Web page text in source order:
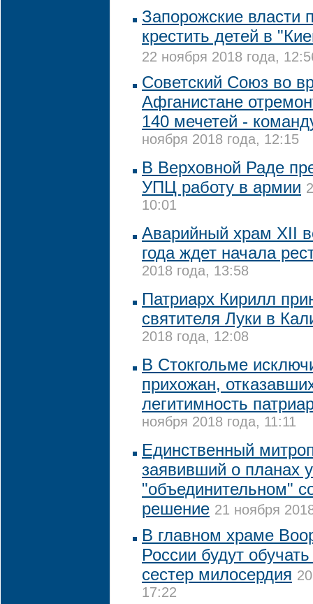
Запорожские власти
крестить детей в
22 ноября 2018 года,
Советский Союз во
Афганистане
140 мечетей -
ноября 2018 года, 12:15
В Верховной Раде
УПЦ работу в армии
10:01
Аварийный храм XII
года ждет начала
2018 года, 13:58
Патриарх Кирилл
святителя Луки в
2018 года, 12:08
В Стокгольме
прихожан,
легитимность
ноября 2018 года, 11:11
Единственный
заявивший о планах
"объединительном"
решение 21 ноября
В главном храме
России будут
сестер милосердия
17:22